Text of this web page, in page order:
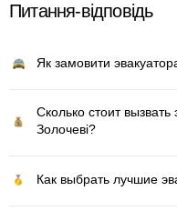
Питання-відповідь
Як замовити
Сколько стоит вызвать
Золочеві?
Как выбрать лучшие